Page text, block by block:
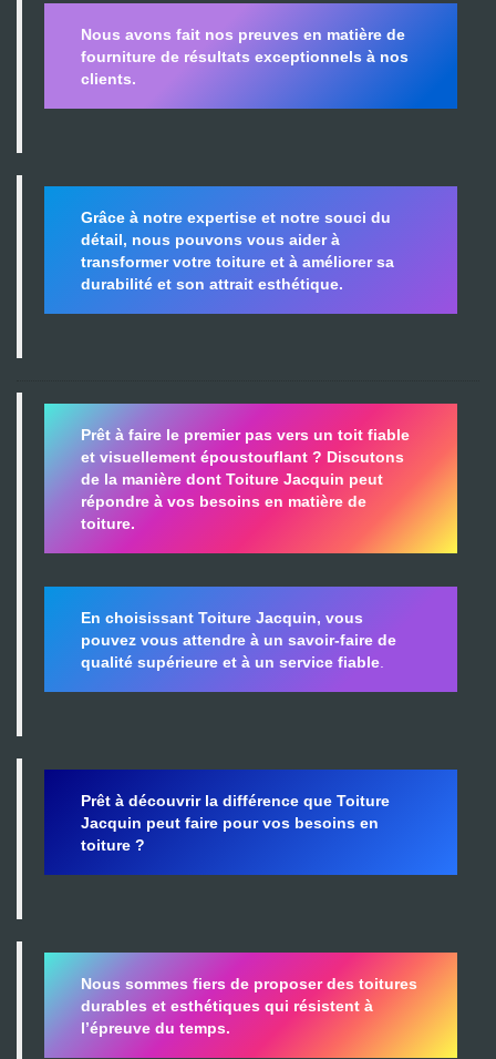
Nous avons fait nos preuves en matière de
fourniture de résultats exceptionnels à nos
clients.
Grâce à notre expertise et notre souci du
détail, nous pouvons vous aider à
transformer votre toiture et à améliorer sa
durabilité et son attrait esthétique.
Prêt à faire le premier pas vers un toit fiable
et visuellement époustouflant ? Discutons
de la manière dont Toiture Jacquin peut
répondre à vos besoins en matière de
toiture.
En choisissant Toiture Jacquin, vous
pouvez vous attendre à un savoir-faire de
qualité supérieure et à un service fiable
Prêt à découvrir la différence que Toiture
Jacquin peut faire pour vos besoins en
toiture ?
Nous sommes fiers de proposer des toitures
durables et esthétiques qui résistent à
l’épreuve du temps.